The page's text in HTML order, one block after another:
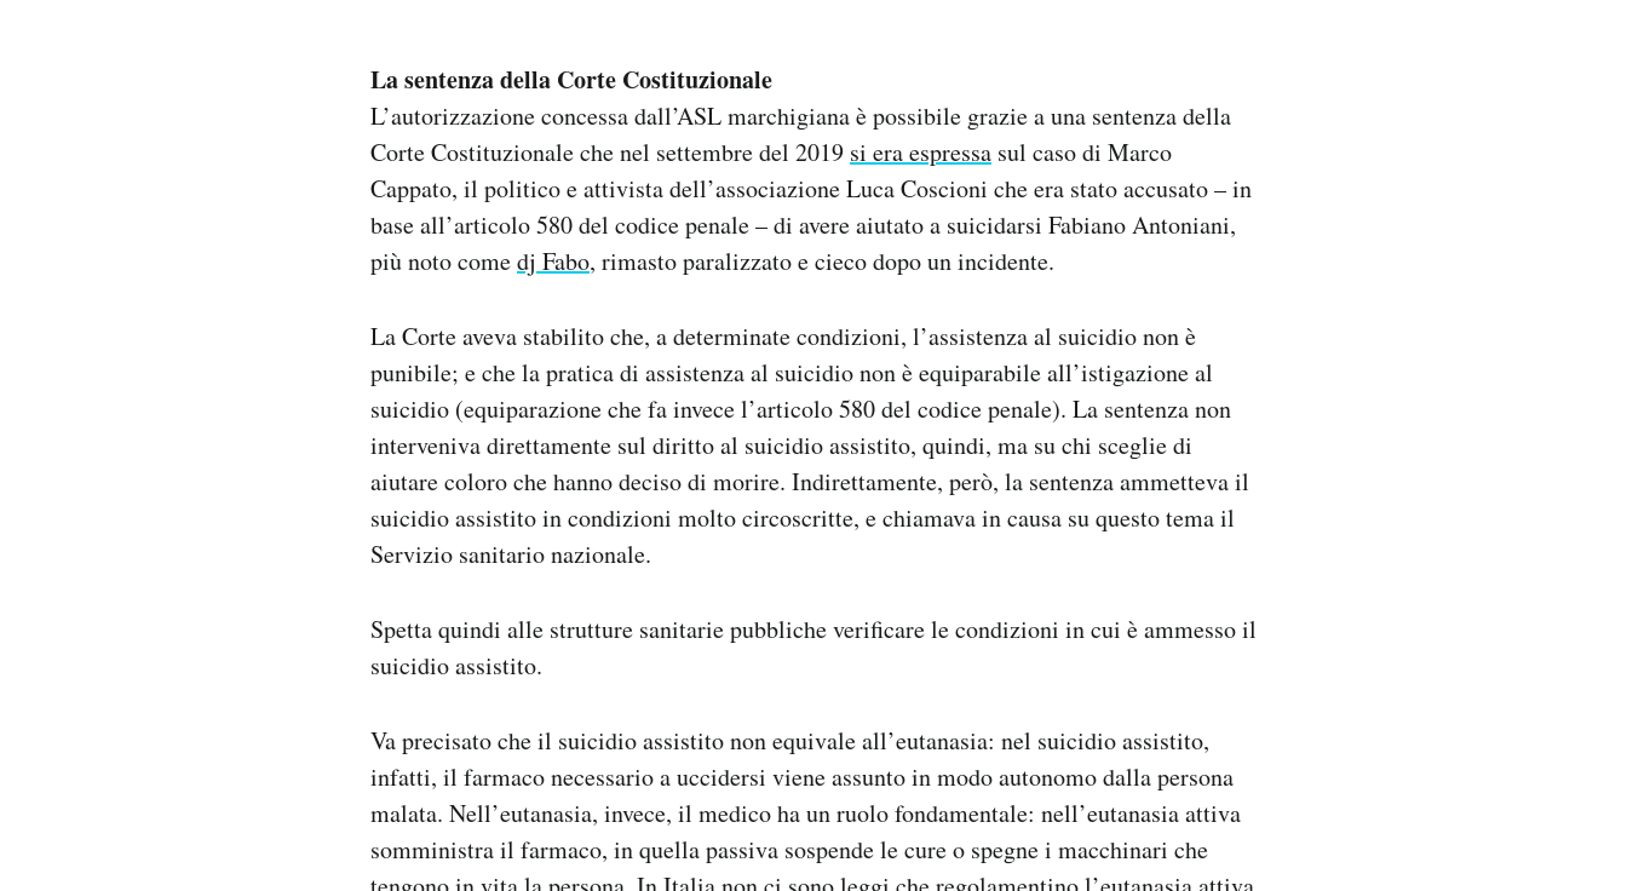
La sentenza della Corte Costituzionale
L’autorizzazione concessa dall’ASL marchigiana è possibile grazie a una sentenza della
Corte Costituzionale che nel settembre del 2019 si era espressa sul caso di Marco
Cappato, il politico e attivista dell’associazione Luca Coscioni che era stato accusato – in
base all’articolo 580 del codice penale – di avere aiutato a suicidarsi Fabiano Antoniani,
più noto comedj Fabo, rimasto paralizzato e cieco dopo un incidente.
La Corte aveva stabilito che, a determinate condizioni, l’assistenza al suicidio non è
punibile; e che la pratica di assistenza al suicidio non è equiparabile all’istigazione al
suicidio (equiparazione che fa invece l’articolo 580 del codice penale). La sentenza non
interveniva direttamente sul diritto al suicidio assistito, quindi, ma su chi sceglie di
aiutare coloro che hanno deciso di morire. Indirettamente, però, la sentenza ammetteva il
suicidio assistito in condizioni molto circoscritte, e chiamava in causa su questo tema il
Servizio sanitario nazionale.
Spetta quindi alle strutture sanitarie pubbliche verificare le condizioni in cui è ammesso il
suicidio assistito.
Va precisato che il suicidio assistito non equivale all’eutanasia: nel suicidio assistito,
infatti, il farmaco necessario a uccidersi viene assunto in modo autonomo dalla persona
malata. Nell’eutanasia, invece, il medico ha un ruolo fondamentale: nell’eutanasia attiva
somministra il farmaco, in quella passiva sospende le cure o spegne i macchinari che